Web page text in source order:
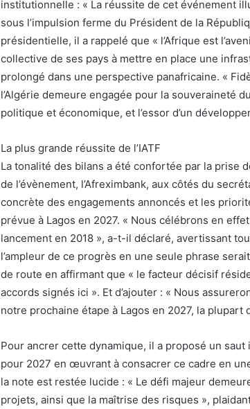
institutionnelle : « La réussite de cet événement
sous l’impulsion ferme du Président de la
présidentielle, il a rappelé que « l’Afrique est
collective de ses pays à mettre en place une
prolongé dans une perspective panafricaine. «
l’Algérie demeure engagée pour la souveraineté
politique et économique, et l’essor d’un
La plus grande réussite de l’IATF
La tonalité des bilans a été confortée par la prise
de l’évènement, l’Afreximbank, aux côtés du
concrète des engagements annoncés et les
prévue à Lagos en 2027. « Nous célébrons en
lancement en 2018 », a-t-il déclaré, avertissant
l’ampleur de ce progrès en une seule phrase
de route en affirmant que « le facteur décisif
accords signés ici ». Et d’ajouter : « Nous
notre prochaine étape à Lagos en 2027, la
Pour ancrer cette dynamique, il a proposé un
pour 2027 en œuvrant à consacrer ce cadre en
la note est restée lucide : « Le défi majeur
projets, ainsi que la maîtrise des risques »,